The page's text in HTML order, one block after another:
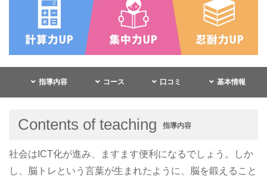
指導内容 コース 口コミ 基本情報
Contents of teaching 指導内容
社会はICT化が進み、ますます便利になるでしょう。しか
し、脳トレという言葉が生まれたように、脳を鍛えること